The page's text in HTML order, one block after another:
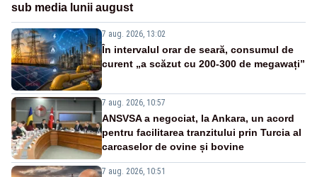
sub media lunii august
7 aug. 2026, 13:02
În intervalul orar de seară, consumul de
curent „a scăzut cu 200-300 de megawați”
7 aug. 2026, 10:57
ANSVSA a negociat, la Ankara, un acord
pentru facilitarea tranzitului prin Turcia al
carcaselor de ovine și bovine
7 aug. 2026, 10:51